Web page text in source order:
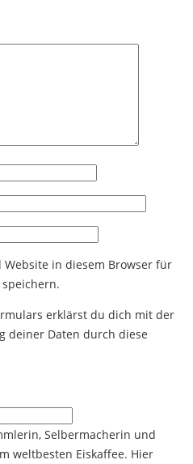
Website in diesem Browser für
erklärst du dich mit der
deiner Daten durch diese
Selbermacherin und
weltbesten Eiskaffee. Hier